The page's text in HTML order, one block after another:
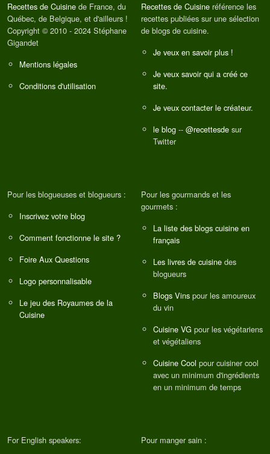
Recettes de Cuisine de France, du
Québec, de Belgique, et d'ailleurs !
Copyright © 2010 - 2024 Stéphane
Gigandet
Mentions légales
Conditions d'utilisation
Recettes de Cuisine référence les
recettes publiées sur une sélection
de blogs de cuisine.
Je veux en savoir plus !
Je veux savoir qui a créé ce
site.
Je veux contacter le créateur.
le blog -- @recettesde sur
Twitter
Pour les blogueuses et blogueurs :
Inscrivez votre blog
Comment fonctionne le site ?
Foire Aux Questions
Logo personnalisable
Le jeu des Royaumes de la
Cuisine
Pour les gourmands et les
gourmets :
La liste des blogs cuisine en
français
Les livres de cuisine des
blogueurs
Blogs Vins pour les amoureux
du vin
Cuisine VG pour les végétariens
et végétaliens
Cuisine Cool pour cuisiner cool
avec un minimum d'ingrédients
en un minimum de temps
For English speakers: Pour manger sain :